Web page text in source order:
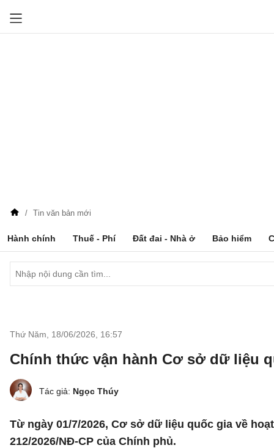
Tin văn bản mới
Hành chính Thuế - Phí Đất đai - Nhà ở Bảo hiểm
Thứ Năm, 18/06/2026 16:57
Chính thức vận hành Cơ sở dữ liệu
Tác giả: Ngọc Thúy
Từ ngày 01/7/2026, Cơ sở dữ liệu quốc gia về
212/2026/NĐ-CP của Chính phủ.